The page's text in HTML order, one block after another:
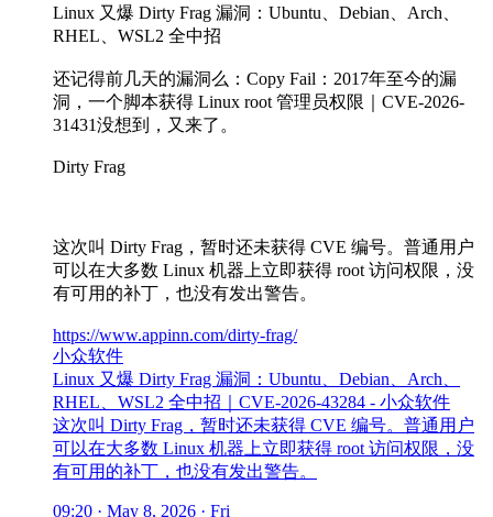
Linux 又爆 Dirty Frag 漏洞：Ubuntu、Debian、Arch、
RHEL、WSL2 全中招
还记得前几天的漏洞么：Copy Fail：2017年至今的漏
洞，一个脚本获得 Linux root 管理员权限｜CVE-2026-
31431没想到，又来了。
Dirty Frag
这次叫 Dirty Frag，暂时还未获得 CVE 编号。普通用户
可以在大多数 Linux 机器上立即获得 root 访问权限，没
有可用的补丁，也没有发出警告。
https://www.appinn.com/dirty-frag/
小众软件
Linux 又爆 Dirty Frag 漏洞：Ubuntu、Debian、Arch、
RHEL、WSL2 全中招｜CVE-2026-43284 - 小众软件
这次叫 Dirty Frag，暂时还未获得 CVE 编号。普通用户
可以在大多数 Linux 机器上立即获得 root 访问权限，没
有可用的补丁，也没有发出警告。
09:20 · May 8, 2026 · Fri